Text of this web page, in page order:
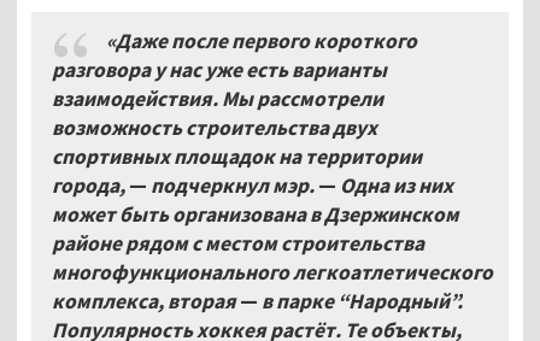
«Даже после первого короткого
разговора у нас уже есть варианты
взаимодействия. Мы рассмотрели
возможность строительства двух
спортивных площадок на территории
города,— подчеркнул мэр.— Одна из них
может быть организована в Дзержинском
районе рядом с местом строительства
многофункционального легкоатлетического
комплекса, вторая— в парке “Народный”.
Популярность хоккея растёт. Те объекты,